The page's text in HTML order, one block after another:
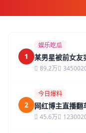
1
娱乐吃瓜
某男星被前女友
89.2万 34500
2
今日爆料
网红博主直播翻
45.6万 12300